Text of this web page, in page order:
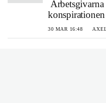
30 MAR 16:48